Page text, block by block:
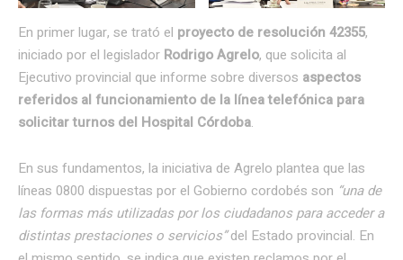
En primer lugar, se trató el proyecto de resolución 42355,
iniciado por el legislador Rodrigo Agrelo, que solicita al
Ejecutivo provincial que informe sobre diversos aspectos
referidos al funcionamiento de la línea telefónica para
solicitar turnos del Hospital Córdoba.
En sus fundamentos, la iniciativa de Agrelo plantea que las
líneas 0800 dispuestas por el Gobierno cordobés son “una de
las formas más utilizadas por los ciudadanos para acceder a
distintas prestaciones o servicios”del Estado provincial. En